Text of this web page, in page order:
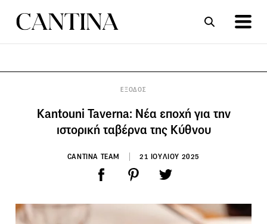
ΕΞΟΔΟΣ
Kantouni Taverna: Νέα εποχή για την
ιστορική ταβέρνα της Κύθνου
CANTINA TEAM 21 ΙΟΥΛΙΟΥ 2025